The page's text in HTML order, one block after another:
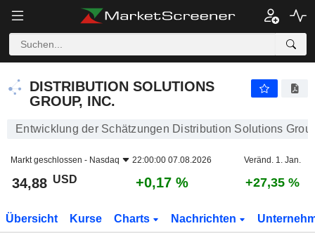
DISTRIBUTION SOLUTIONS
GROUP, INC.
Entwicklung der Schätzungen Distribution Solutions
Markt geschlossen - Nasdaq 22:00:00 07.08.2026 Veränd. 1. Jan.
34,88 USD +0,17 % +27,35 %
Übersicht Kurse Charts Nachrichten